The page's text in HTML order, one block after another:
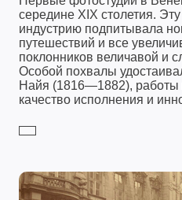
середине XIX столетия.
индустрию подпитывала
путешествий и все
поклонников величавой и
Особой похвалы
Найя (1816—1882), работы
качество исполнения и